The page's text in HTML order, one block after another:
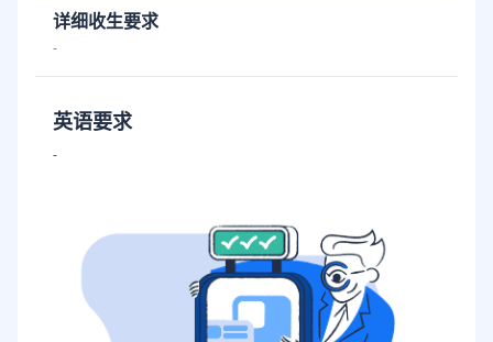
详细收生要求
-
英语要求
-